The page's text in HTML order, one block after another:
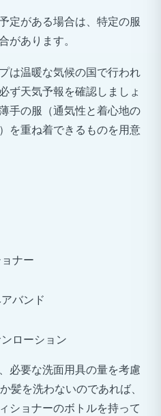
定がある場合は、特定の服
があります。
は温暖な気候の国で行われ
ず天気予報を確認しましょ
手の服（通気性と着心地の
を重ね着できるものを用意
ナー
バンド
ローション
必要な洗面用具の量を考慮
髪を洗わないのであれば、
ショナーのボトルを持って